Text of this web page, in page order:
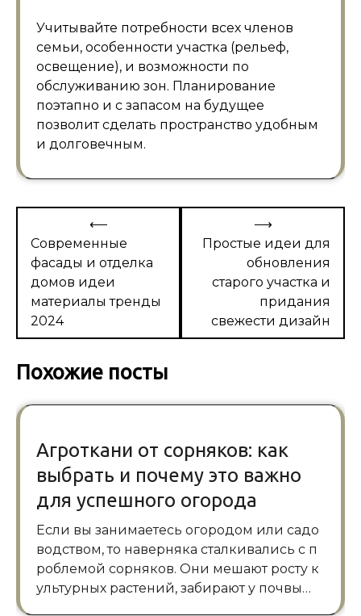
Учитывайте потребности всех членов
семьи, особенности участка (рельеф,
освещение), и возможности по
обслуживанию зон. Планирование
поэтапно и с запасом на будущее
позволит сделать пространство удобным
и долговечным.
Навигация
по
записям
⟵
Современные
фасады и отделка
домов идеи
материалы тренды
2024
Простые идеи для
обновления
старого участка и
придания
свежести дизайн
⟶
Похожие посты
Агроткани от сорняков: как
выбрать и почему это важно
для успешного огорода
Если вы занимаетесь огородом или садо
водством, то наверняка сталкивались с п
роблемой сорняков. Они мешают росту к
ультурных растений, забирают у почвы…